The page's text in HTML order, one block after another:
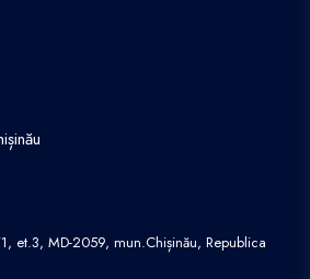
et.3, MD-2059, mun.Chișinău, Republica